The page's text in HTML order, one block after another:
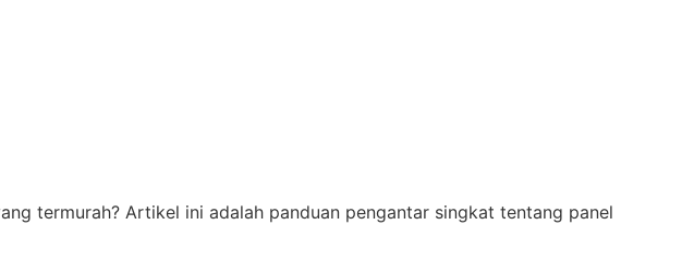
termurah? Artikel ini adalah panduan pengantar singkat tentang panel